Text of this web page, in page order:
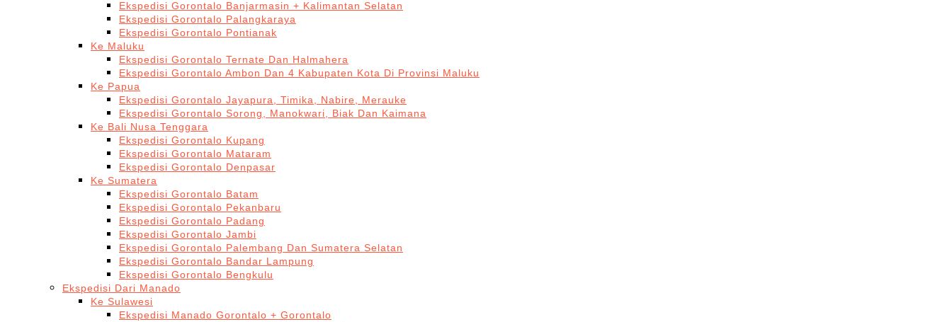
Ekspedisi Gorontalo Banjarmasin + Kalimantan Selatan
Ekspedisi Gorontalo Palangkaraya
Ekspedisi Gorontalo Pontianak
Ke Maluku
Ekspedisi Gorontalo Ternate Dan Halmahera
Ekspedisi Gorontalo Ambon Dan 4 Kabupaten Kota Di Provinsi Maluku
Ke Papua
Ekspedisi Gorontalo Jayapura, Timika, Nabire, Merauke
Ekspedisi Gorontalo Sorong, Manokwari, Biak Dan Kaimana
Ke Bali Nusa Tenggara
Ekspedisi Gorontalo Kupang
Ekspedisi Gorontalo Mataram
Ekspedisi Gorontalo Denpasar
Ke Sumatera
Ekspedisi Gorontalo Batam
Ekspedisi Gorontalo Pekanbaru
Ekspedisi Gorontalo Padang
Ekspedisi Gorontalo Jambi
Ekspedisi Gorontalo Palembang Dan Sumatera Selatan
Ekspedisi Gorontalo Bandar Lampung
Ekspedisi Gorontalo Bengkulu
Ekspedisi Dari Manado
Ke Sulawesi
Ekspedisi Manado Gorontalo + Gorontalo